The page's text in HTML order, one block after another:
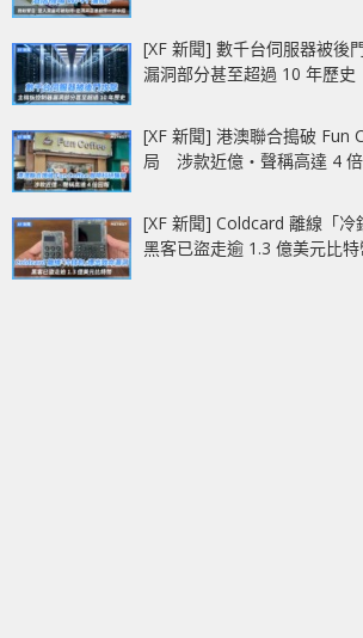
[XF 新聞] 數千台伺服器被
漏洞部分甚至超過 10 年歷史
[XF 新聞] 港澳聯合搗破 Fun
局 涉款近億‧聲稱高達 4
[XF 新聞] Coldcard 離線「
黑客已盜走逾 1.3 億美元比